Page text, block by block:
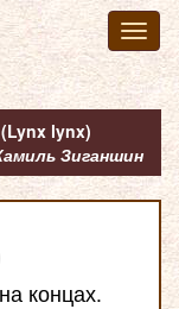
lynx)
Зиганшин
концах.